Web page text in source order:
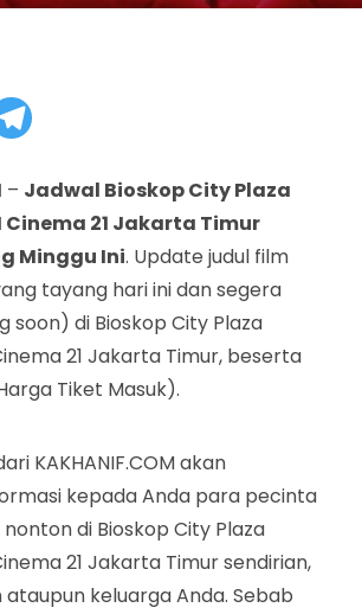
– Jadwal Bioskop City Plaza
21 Jakarta Timur
Minggu Ini. Update judul film
tayang hari ini dan segera
soon) di Bioskop City Plaza
21 Jakarta Timur, beserta
Tiket Masuk).
KAKHANIF.COM akan
kepada Anda para pecinta
di Bioskop City Plaza
21 Jakarta Timur sendirian,
keluarga Anda. Sebab